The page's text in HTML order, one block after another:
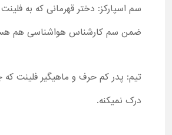
سم اسپارکز: دختر قهرمانی که به
ضمن سم کارشناس هواشناسی هم
تیم: پدر کم حرف و ماهیگیر فلینت که
درک نمیکنه.